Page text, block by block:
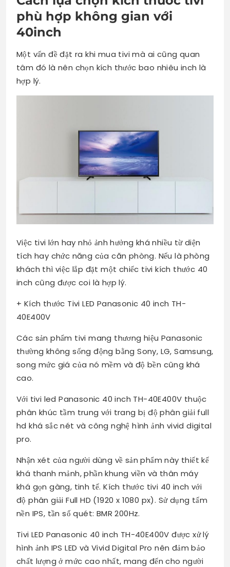
phù hợp không gian với
40inch
Một vấn đề đặt ra khi mua tivi mà ai cũng quan
tâm đó là nên chọn kích thước bao nhiêu inch là
hợp lý.
Việc tivi lớn hay nhỏ ảnh hưởng khá nhiều từ diện
tích hay chức năng của căn phòng. Nếu là phòng
khách thì việc lắp đặt một chiếc tivi kích thước 40
inch cũng được coi là hợp lý.
+ Kích thước Tivi LED Panasonic 40 inch TH-
40E400V
Các sản phẩm tivi mang thương hiệu Panasonic
thường không sống động bằng Sony, LG, Samsung,
song mức giá của nó mềm và độ bền cũng khá
cao.
Với tivi led Panasonic 40 inch TH-40E400V thuộc
phân khúc tầm trung với trang bị độ phân giải full
hd khá sắc nét và công nghệ hình ảnh vivid digital
pro.
Nhận xét của người dùng về sản phẩm này thiết kế
khá thanh mảnh, phần khung viền và thân máy
khá gọn gàng, tinh tế. Kích thước tivi 40 inch với
độ phân giải Full HD (1920 x 1080 px). Sử dụng tấm
nền IPS, tần số quét: BMR 200Hz.
Tivi LED Panasonic 40 inch TH-40E400V được xử lý
hình ảnh IPS LED và Vivid Digital Pro nên đảm bảo
chất lượng ở mức cao nhất, mang đến cho người